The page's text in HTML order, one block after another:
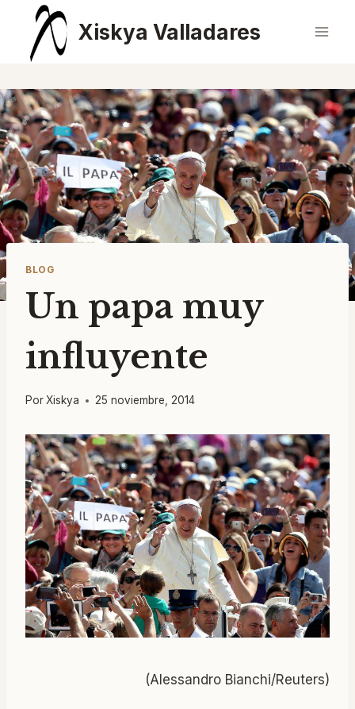
Saltar
contenido
Xiskya Valladares
BLOG
Un papa muy
influyente
PorXiskya 25 noviembre, 2014
(Alessandro Bianchi/Reuters)